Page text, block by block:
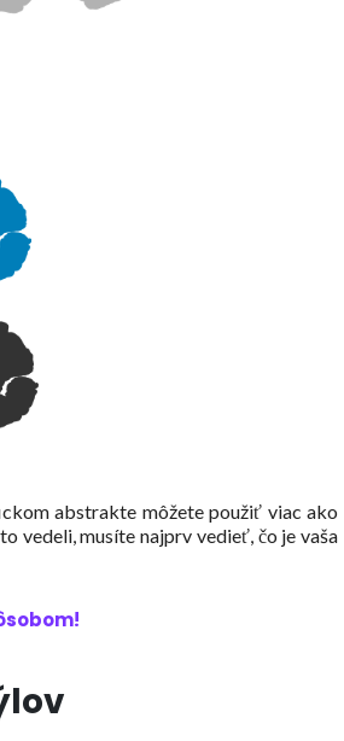
abstrakte môžete použiť viac ako
vedeli, musíte najprv vedieť, čo je vaša